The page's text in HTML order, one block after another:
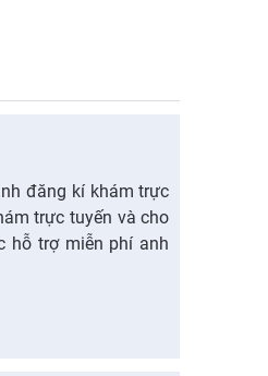
đăng kí khám trực
trực tuyến và cho
hỗ trợ miễn phí anh